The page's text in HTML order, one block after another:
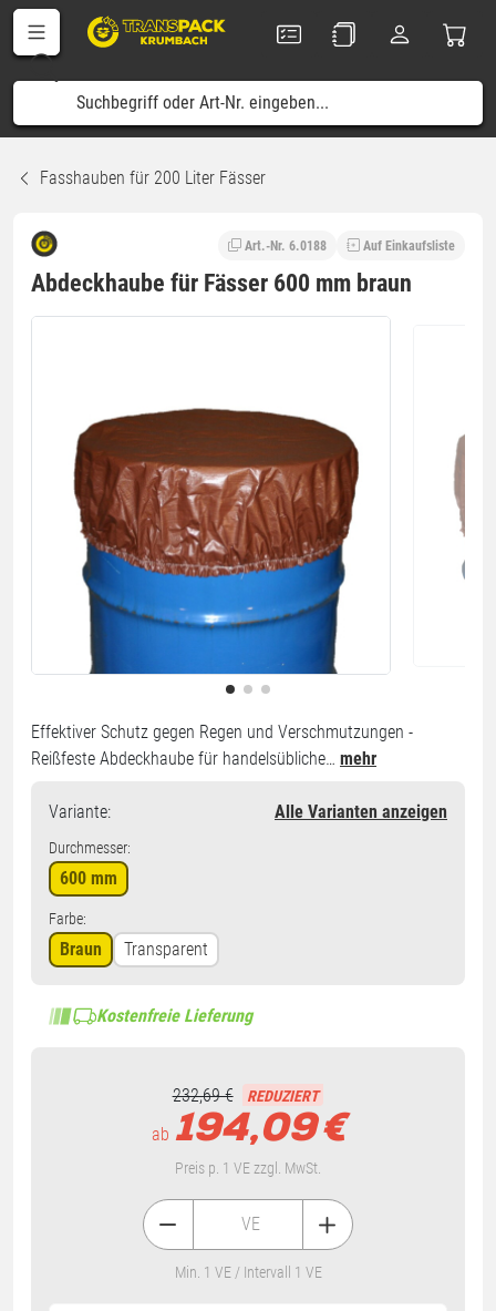
Fasshauben für 200 Liter Fässer
Art.-Nr. 6.0188 Auf Einkaufsliste
Abdeckhaube für Fässer 600 mm braun
Effektiver Schutz gegen Regen und Verschmutzungen -
Reißfeste Abdeckhaube für handelsübliche… mehr
Variante: Alle Varianten anzeigen
Durchmesser:
600 mm
Farbe:
Braun Transparent
Kostenfreie Lieferung
232,69 € REDUZIERT
ab 194,09 €
Preis p. 1 VE zzgl. MwSt.
VE
Min. 1 VE / Intervall 1 VE